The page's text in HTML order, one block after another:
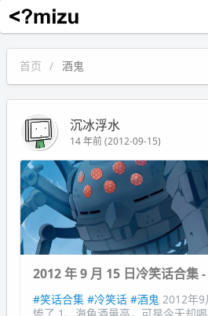
沉冰浮水
首页 酒鬼
沉冰浮水
14 年前 (2012-09-15)
2012 年 9 月 15 日冷笑话合集
#笑话合集 #冷笑话 #酒鬼 2012年9